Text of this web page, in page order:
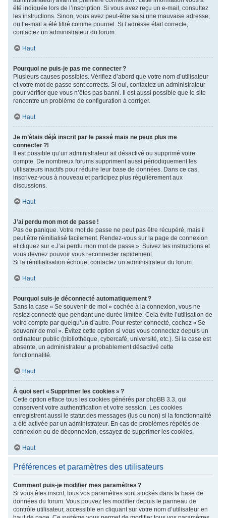
été indiquée lors de l’inscription. Si vous avez reçu un e-mail, consultez
les instructions. Sinon, vous avez peut-être saisi une mauvaise adresse,
ou l’e-mail a été filtré comme pourriel. Si l’adresse était correcte,
contactez un administrateur du forum.
Haut
Pourquoi ne puis-je pas me connecter ?
Plusieurs causes possibles. Vérifiez d’abord que votre nom d’utilisateur
et votre mot de passe sont corrects. Si oui, contactez un administrateur
pour vérifier que vous n’êtes pas banni. Il est aussi possible que le site
rencontre un problème de configuration à corriger.
Haut
Je m’étais déjà inscrit par le passé mais ne peux plus me
connecter ?!
Il est possible qu’un administrateur ait désactivé ou supprimé votre
compte. De nombreux forums suppriment aussi périodiquement les
utilisateurs inactifs pour réduire leur base de données. Dans ce cas,
inscrivez-vous à nouveau et participez plus régulièrement aux
discussions.
Haut
J’ai perdu mon mot de passe !
Pas de panique. Votre mot de passe ne peut pas être récupéré, mais il
peut être réinitialisé facilement. Rendez-vous sur la page de connexion
et cliquez sur « J’ai perdu mon mot de passe ». Suivez les instructions et
vous devriez pouvoir vous reconnecter rapidement.
Si la réinitialisation échoue, contactez un administrateur du forum.
Haut
Pourquoi suis-je déconnecté automatiquement ?
Sans la case « Se souvenir de moi » cochée à la connexion, vous ne
restez connecté que pendant une durée limitée. Cela évite l’utilisation de
votre compte par quelqu’un d’autre. Pour rester connecté, cochez « Se
souvenir de moi ». Évitez cette option si vous vous connectez depuis un
ordinateur public (bibliothèque, cybercafé, université, etc.). Si la case est
absente, un administrateur a probablement désactivé cette
fonctionnalité.
Haut
À quoi sert « Supprimer les cookies » ?
Cette option efface tous les cookies générés par phpBB 3.3, qui
conservent votre authentification et votre session. Les cookies
enregistrent aussi le statut des messages (lus ou non) si la fonctionnalité
a été activée par un administrateur. En cas de problèmes répétés de
connexion ou de déconnexion, essayez de supprimer les cookies.
Haut
Préférences et paramètres des utilisateurs
Comment puis-je modifier mes paramètres ?
Si vous êtes inscrit, tous vos paramètres sont stockés dans la base de
données du forum. Vous pouvez les modifier depuis le panneau de
contrôle utilisateur, accessible en cliquant sur votre nom d’utilisateur en